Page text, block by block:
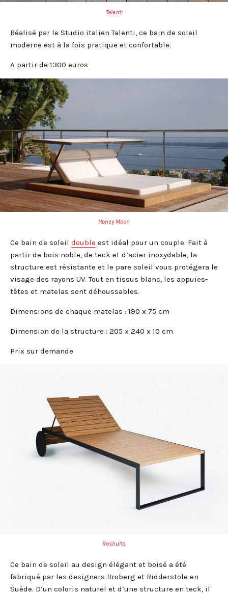
Talenti
Réalisé par le Studio italien Talenti, ce bain de soleil
moderne est à la fois pratique et confortable.
A partir de 1300 euros
Honey Moon
Ce bain de soleil double est idéal pour un couple. Fait à
partir de bois noble, de teck et d’acier inoxydable, la
structure est résistante et le pare soleil vous protégera le
visage des rayons UV. Tout en tissus blanc, les appuies-
têtes et matelas sont déhoussables.
Dimensions de chaque matelas : 190 x 75 cm
Dimension de la structure : 205 x 240 x 10 cm
Prix sur demande
Roshults
Ce bain de soleil au design élégant et boisé a été
fabriqué par les designers Broberg et Ridderstole en
Suède. D’un coloris naturel et d’une structure en teck, il